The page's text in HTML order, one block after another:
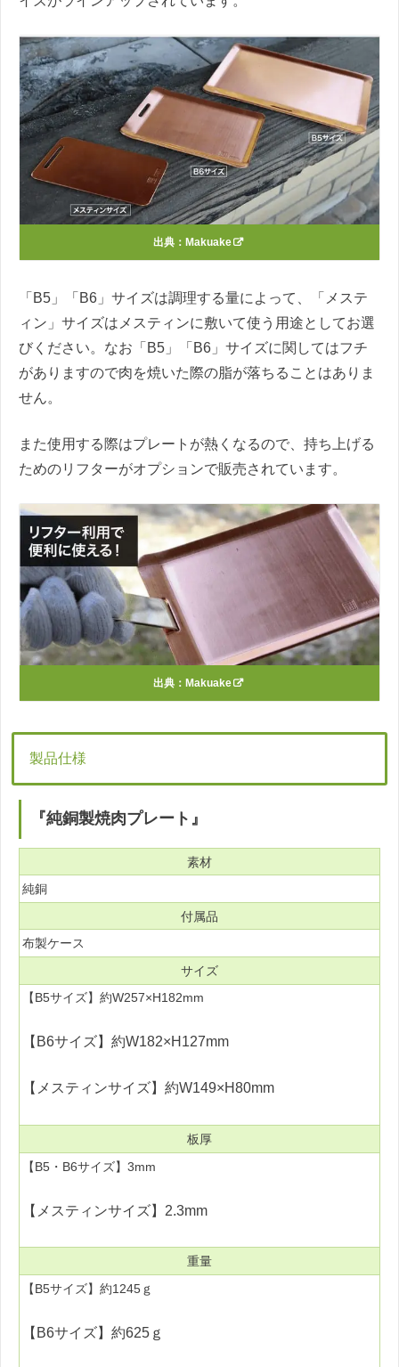
出典： Makuake
「B5」「B6」サイズは調理する量によって、「メステ
ィン」サイズはメスティンに敷いて使う用途としてお選
びください。なお「B5」「B6」サイズに関してはフチ
がありますので肉を焼いた際の脂が落ちることはありま
せん。
また使用する際はプレートが熱くなるので、持ち上げる
ためのリフターがオプションで販売されています。
出典： Makuake
製品仕様
『純銅製焼肉プレート』
素材
純銅
付属品
布製ケース
サイズ
【B5サイズ】約W257×H182mm
【B6サイズ】約W182×H127mm
【メスティンサイズ】約W149×H80mm
板厚
【B5・B6サイズ】3mm
【メスティンサイズ】2.3mm
重量
【B5サイズ】約1245ｇ
【B6サイズ】約625ｇ